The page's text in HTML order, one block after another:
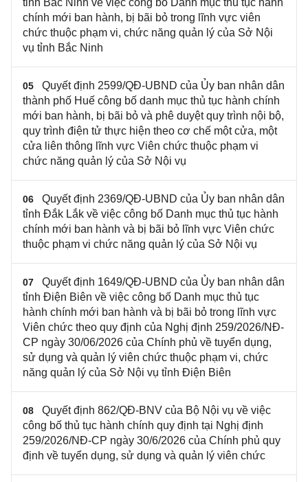
tỉnh Bắc Ninh về việc công bố Danh mục thủ tục hành
chính mới ban hành, bị bãi bỏ trong lĩnh vực viên
chức thuộc phạm vi, chức năng quản lý của Sở Nội
vụ tỉnh Bắc Ninh
05
Quyết định 2599/QĐ-UBND của Ủy ban nhân dân
thành phố Huế công bố danh mục thủ tục hành chính
mới ban hành, bị bãi bỏ và phê duyệt quy trình nội bộ,
quy trình điện tử thực hiện theo cơ chế một cửa, một
cửa liên thông lĩnh vực Viên chức thuộc phạm vi
chức năng quản lý của Sở Nội vụ
06
Quyết định 2369/QĐ-UBND của Ủy ban nhân dân
tỉnh Đắk Lắk về việc công bố Danh mục thủ tục hành
chính mới ban hành và bị bãi bỏ lĩnh vực Viên chức
thuộc phạm vi chức năng quản lý của Sở Nội vụ
07
Quyết định 1649/QĐ-UBND của Ủy ban nhân dân
tỉnh Điện Biên về việc công bố Danh mục thủ tục
hành chính mới ban hành và bị bãi bỏ trong lĩnh vực
Viên chức theo quy định của Nghị định 259/2026/NĐ-
CP ngày 30/06/2026 của Chính phủ về tuyển dụng,
sử dụng và quản lý viên chức thuộc phạm vi, chức
năng quản lý của Sở Nội vụ tỉnh Điện Biên
08
Quyết định 862/QĐ-BNV của Bộ Nội vụ về việc
công bố thủ tục hành chính quy định tại Nghị định
259/2026/NĐ-CP ngày 30/6/2026 của Chính phủ quy
định về tuyển dụng, sử dụng và quản lý viên chức